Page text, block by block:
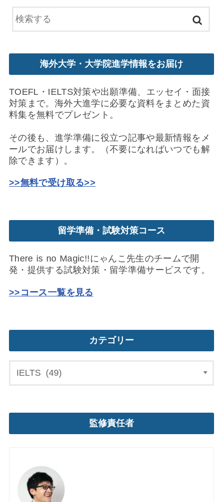
海外大学・大学院進学情報をお届け
TOEFL・IELTS対策や出願準備、エッセイ・面接
対策まで。海外大進学に必要な資料をまとめた資
料集を無料でプレゼント。
その後も、進学準備に役立つ記事や最新情報をメ
ールでお届けします。（不要になればいつでも解
除できます）。
>>無料で受け取る>>
留学準備・試験対策コース
There is no Magic!!にゃんこ先生のチームで開
発・提供する試験対策・留学準備サービスです。
>>コース一覧を見る
カテゴリー
監修責任者